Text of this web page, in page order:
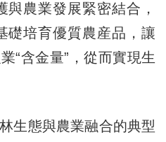
農業發展緊密結合，
礎培育優質農産品，讓
“含金量”，從而實現生
態與農業融合的典型